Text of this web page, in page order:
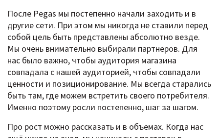
После Pegas мы постепенно начали заходить и в
другие сети. При этом мы никогда не ставили перед
собой цель быть представлены абсолютно везде.
Мы очень внимательно выбирали партнеров. Для
нас было важно, чтобы аудитория магазина
совпадала с нашей аудиторией, чтобы совпадали
ценности и позиционирование. Мы всегда старались
быть там, где можем встретить своего потребителя.
Именно поэтому росли постепенно, шаг за шагом.
Про рост можно рассказать и в объемах. Когда нас